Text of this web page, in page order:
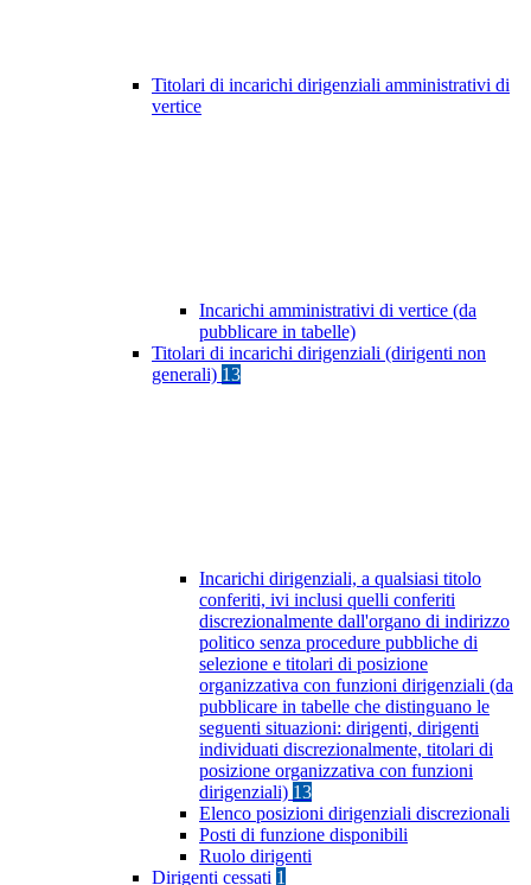
Titolari di incarichi dirigenziali amministrativi di
vertice
Incarichi amministrativi di vertice (da
pubblicare in tabelle)
Titolari di incarichi dirigenziali (dirigenti non
generali) 13
Incarichi dirigenziali, a qualsiasi titolo
conferiti, ivi inclusi quelli conferiti
discrezionalmente dall'organo di indirizzo
politico senza procedure pubbliche di
selezione e titolari di posizione
organizzativa con funzioni dirigenziali (da
pubblicare in tabelle che distinguano le
seguenti situazioni: dirigenti, dirigenti
individuati discrezionalmente, titolari di
posizione organizzativa con funzioni
dirigenziali) 13
Elenco posizioni dirigenziali discrezionali
Posti di funzione disponibili
Ruolo dirigenti
Dirigenti cessati 1